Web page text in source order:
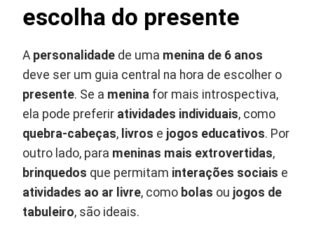
escolha do presente
A personalidade de uma menina de 6 anos
deve ser um guia central na hora de escolher o
presente. Se a menina for mais introspectiva,
ela pode preferir atividades individuais, como
quebra-cabeças, livros e jogos educativos. Por
outro lado, para meninas mais extrovertidas,
brinquedos que permitam interações sociais e
atividades ao ar livre, como bolas ou jogos de
tabuleiro, são ideais.